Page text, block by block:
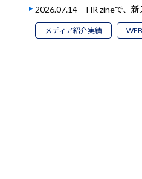
2026.07.14 HR zineで、
メディア紹介実績 WEB